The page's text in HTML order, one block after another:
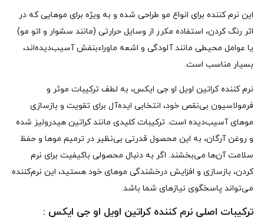
این نرم‌ کننده برای انواع مو طراحی شده و به‌ ویژه برای موهایی که در
اثر رنگ کردن، استفاده مکرر از وسایل حرارتی (مانند سشوار و اتو مو)
یا عوامل محیطی مانند آلودگی و اشعه ماوراءبنفش آسیب‌دیده‌اند،
بسیار مناسب است.
نرم‌ کننده کراتین اویل او جی ایکس، به لطف ترکیبات موثر و
فرمولاسیون بی‌نقص خود، انتخابی ایده‌آل برای تقویت و بازسازی
موهای آسیب‌دیده است. ترکیبات کلیدی مانند کراتین هیدرولیز شده
و روغن آرگان، به این محصول قدرتی بی‌نظیر در ترمیم موها و حفظ
سلامت آن‌ها می‌بخشند. اگر به دنبال محصولی باکیفیت برای نرم
کردن، بازسازی و افزایش درخشندگی موهای خود هستید، این نرم‌کننده
می‌تواند پاسخگوی نیازهای شما باشد.
ترکیبات اصلی نرم‌ کننده کراتین اویل او جی ایکس :